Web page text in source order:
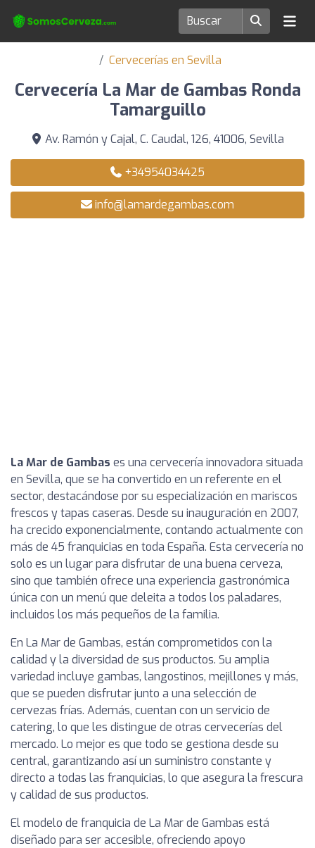
Cervecerías en Sevilla
Cervecería La Mar de Gambas Ronda
Tamarguillo
Av. Ramón y Cajal, C. Caudal, 126, 41006, Sevilla
+34954034425
info@lamardegambas.com
La Mar de Gambas es una cervecería innovadora situada
en Sevilla, que se ha convertido en un referente en el
sector, destacándose por su especialización en mariscos
frescos y tapas caseras. Desde su inauguración en 2007,
ha crecido exponencialmente, contando actualmente con
más de 45 franquicias en toda España. Esta cervecería no
solo es un lugar para disfrutar de una buena cerveza,
sino que también ofrece una experiencia gastronómica
única con un menú que deleita a todos los paladares,
incluidos los más pequeños de la familia.
En La Mar de Gambas, están comprometidos con la
calidad y la diversidad de sus productos. Su amplia
variedad incluye gambas, langostinos, mejillones y más,
que se pueden disfrutar junto a una selección de
cervezas frías. Además, cuentan con un servicio de
catering, lo que les distingue de otras cervecerías del
mercado. Lo mejor es que todo se gestiona desde su
central, garantizando así un suministro constante y
directo a todas las franquicias, lo que asegura la frescura
y calidad de sus productos.
El modelo de franquicia de La Mar de Gambas está
diseñado para ser accesible, ofreciendo apoyo